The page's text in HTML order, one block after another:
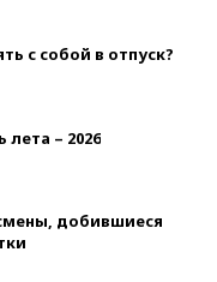
с собой в отпуск?
– 2026
добившиеся